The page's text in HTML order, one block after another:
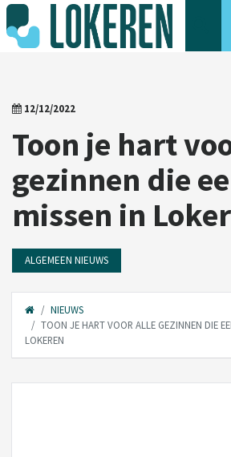
12/12/2022
Toon je hart
gezinnen die
missen in
ALGEMEEN NIEUWS
NIEUWS
TOON JE HART VOOR ALLE GEZINNEN DIE
LOKEREN